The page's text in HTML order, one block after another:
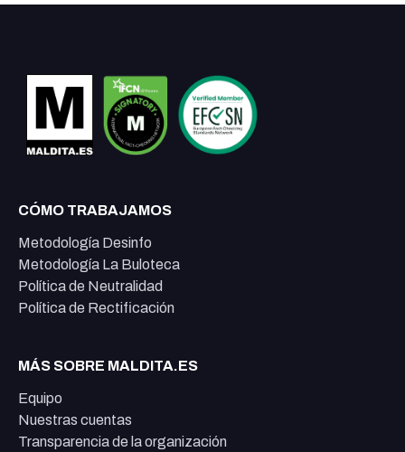
CÓMO TRABAJAMOS
Metodología Desinfo
Metodología La Buloteca
Política de Neutralidad
Política de Rectificación
MÁS SOBRE MALDITA.ES
Equipo
Nuestras cuentas
Transparencia de la organización